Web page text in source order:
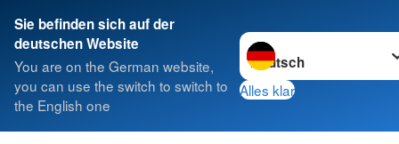
Sie befinden sich auf der
deutschen Website
You are on the German website,
you can use the switch to switch to
the English one
Sprache wechseln zu
Alles klar